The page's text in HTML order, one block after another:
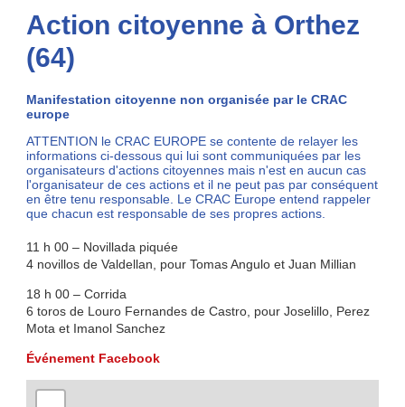
Action citoyenne à Orthez
(64)
Manifestation citoyenne non organisée par le CRAC
europe
ATTENTION le CRAC EUROPE se contente de relayer les
informations ci-dessous qui lui sont communiquées par les
organisateurs d'actions citoyennes mais n'est en aucun cas
l'organisateur de ces actions et il ne peut pas par conséquent
en être tenu responsable. Le CRAC Europe entend rappeler
que chacun est responsable de ses propres actions.
11 h 00 – Novillada piquée
4 novillos de Valdellan, pour Tomas Angulo et Juan Millian
18 h 00 – Corrida
6 toros de Louro Fernandes de Castro, pour Joselillo, Perez
Mota et Imanol Sanchez
Événement Facebook